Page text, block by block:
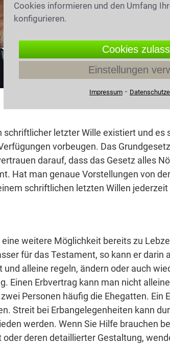
letzter Wille existiert und es
vorbeugen. Das
darauf, dass das Gesetz alles
Hat man genaue Vorstellungen von der
schriftlichen letzten Willen
eine weitere Möglichkeit bereits zu
für das Testament, so kann er darin
alleine regeln, ändern oder auch
Einen Erbvertrag kann man nicht alleine
Personen häufig die Ehegatten. Ein
Streit bei Erbangelegenheiten kann
werden. Wenn Sie Hilfe brauchen
deren detaillierter Gestaltung,
Cookies informieren und den Umfang
konfigurieren.
Cookies
Einstellungen
Impressum ⁃